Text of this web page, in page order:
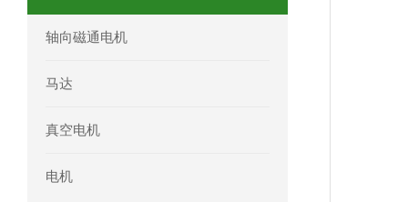
OEMER电机QLS 180M环保农业领域
轴向磁通电机
马达
真空电机
电机